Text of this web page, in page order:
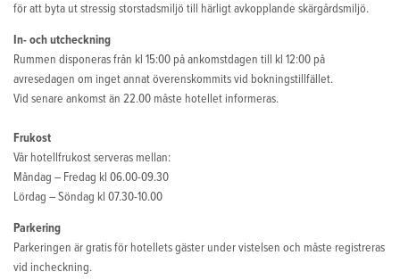
för att byta ut stressig storstadsmiljö till härligt avkopplande skärgårdsmiljö.
In- och utcheckning
Rummen disponeras från kl 15:00 på ankomstdagen till kl 12:00 på
avresedagen om inget annat överenskommits vid bokningstillfället.
Vid senare ankomst än 22.00 måste hotellet informeras.
Frukost
Vår hotellfrukost serveras mellan:
Måndag – Fredag kl 06.00-09.30
Lördag – Söndag kl 07.30-10.00
Parkering
Parkeringen är gratis för hotellets gäster under vistelsen och måste registreras
vid incheckning.